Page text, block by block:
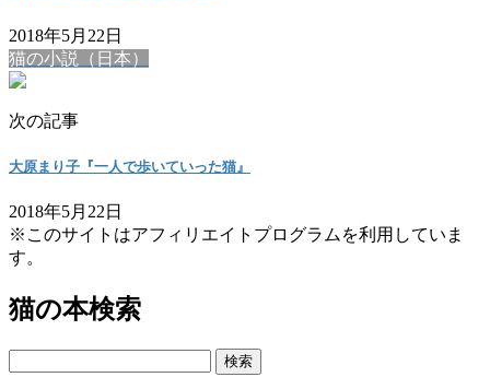
2018年5月22日
猫の小説（日本）
次の記事
大原まり子『一人で歩いていった猫』
2018年5月22日
※このサイトはアフィリエイトプログラムを利用していま
す。
猫の本検索